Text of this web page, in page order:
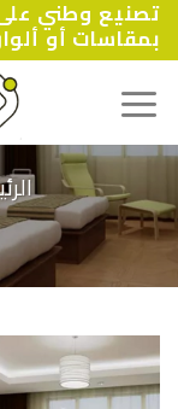
Skip
to
content
تصنيع وطني
بمقاسات أو